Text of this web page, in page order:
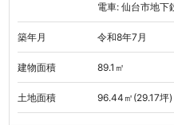
電車: 仙台市地下
築年月 令和8年7月
建物面積 89.1㎡
土地面積 96.44㎡(29.17坪)